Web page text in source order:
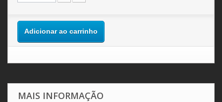
Adicionar ao carrinho
MAIS INFORMAÇÃO